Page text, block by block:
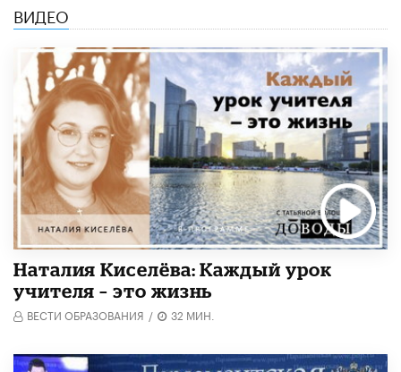
ВИДЕО
Наталия Киселёва: Каждый урок
учителя – это жизнь
ВЕСТИ ОБРАЗОВАНИЯ / 32 МИН.